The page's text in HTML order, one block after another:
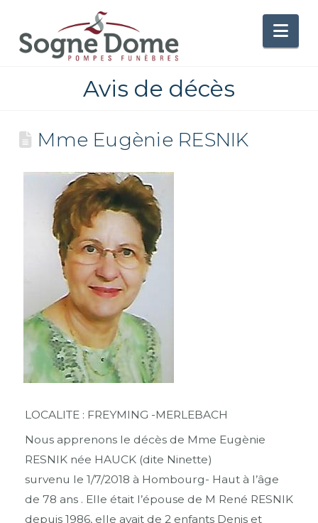
Avis de décès
Mme Eugènie RESNIK
LOCALITE : FREYMING -MERLEBACH
Nous apprenons le décès de Mme Eugènie
RESNIK née HAUCK (dite Ninette)
survenu le 1/7/2018 à Hombourg- Haut à l’âge
de 78 ans . Elle était l’épouse de M René RESNIK
depuis 1986, elle avait de 2 enfants Denis et